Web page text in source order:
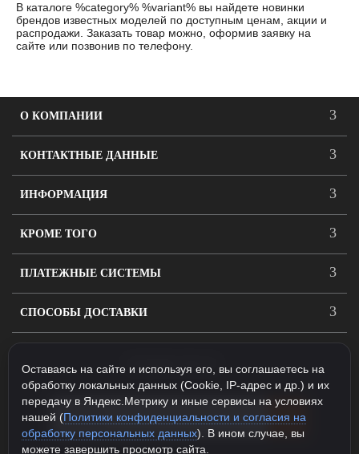
В каталоге %category% %variant% вы найдете новинки
брендов известных моделей по доступным ценам, акции и
распродажи. Заказать товар можно, оформив заявку на
сайте или позвонив по телефону.
О КОМПАНИИ
КОНТАКТНЫЕ ДАННЫЕ
ИНФОРМАЦИЯ
КРОМЕ ТОГО
ПЛАТЕЖНЫЕ СИСТЕМЫ
СПОСОБЫ ДОСТАВКИ
Оставаясь на сайте и используя его, вы соглашаетесь на
обработку локальных данных (Cookie, IP-адрес и др.) и их
передачу в Яндекс.Метрику и иные сервисы на условиях
нашей (Политики конфиденциальности и согласия на
обработку персональных данных). В ином случае, вы
можете завершить просмотр сайта.